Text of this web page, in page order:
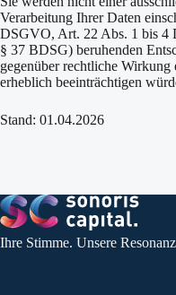
Verarbeitung Ihrer Daten
DSGVO, Art. 22 Abs. 1 bis
§ 37 BDSG) beruhenden
gegenüber rechtliche
erheblich beeinträchtigen
Stand: 01.04.2026
Ihre Stimme. Unsere